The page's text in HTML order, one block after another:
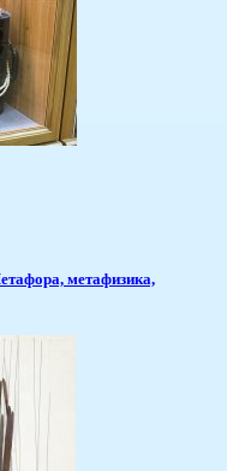
метафизика,